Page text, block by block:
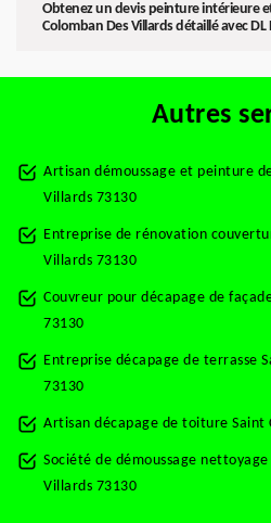
Obtenez un devis peinture intérieure
Colomban Des Villards détaillé avec
Autres
Artisan démoussage et peinture
Villards 73130
Entreprise de rénovation
Villards 73130
Couvreur pour décapage de
73130
Entreprise décapage de terrasse
73130
Artisan décapage de toiture Saint
Société de démoussage
Villards 73130